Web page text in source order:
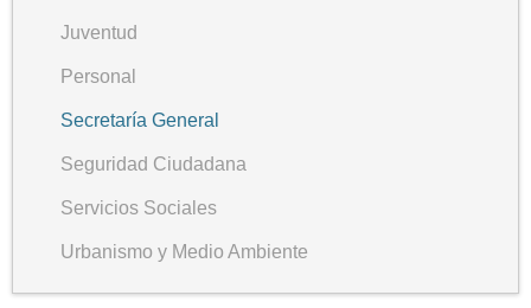
Juventud
Personal
Secretaría General
Seguridad Ciudadana
Servicios Sociales
Urbanismo y Medio Ambiente